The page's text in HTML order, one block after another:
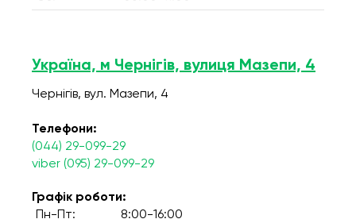
Україна, м Чернігів, вулиця Мазепи, 4
Чернігів, вул. Мазепи, 4
Телефони:
(044) 29-099-29
viber (095) 29-099-29
Графік роботи:
Пн-Пт:
8:00-16:00